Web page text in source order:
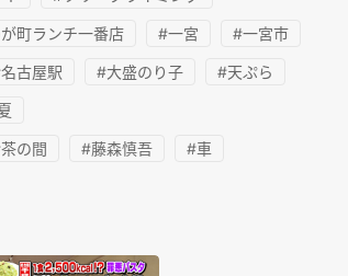
町ランチ一番店 #一宮 #一宮市
古屋駅 #大盛のり子 #天ぷら
の間 #藤森慎吾 #車